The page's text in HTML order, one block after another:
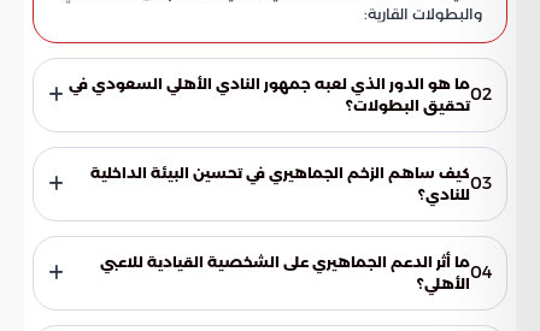
والبطولات القارية:
02ما هو الدور الذي لعبه جمهور النادي الأهلي السعودي في
تحقيق البطولات؟
صياغة الهوية التنافسية للفريق. فقد كان هذا الحراك الجماهيري
المحرك الرئيسي الذي قاد النادي نحو منصات التتويج، وتحديداً في
تحقيق بطولة النخبة.
03كيف ساهم الزخم الجماهيري في تحسين البيئة الداخلية
للنادي؟
النادي نموذجاً يحتذى به في التلاحم بين القاعدة الجماهيرية
والإدارة الفنية. هذا التناغم انعكس بشكل مباشر وإيجابي على
النتائج المسجلة في المحافل المحلية والقارية.
04ما أثر الدعم الجماهيري على الشخصية القيادية للاعبي
الأهلي؟